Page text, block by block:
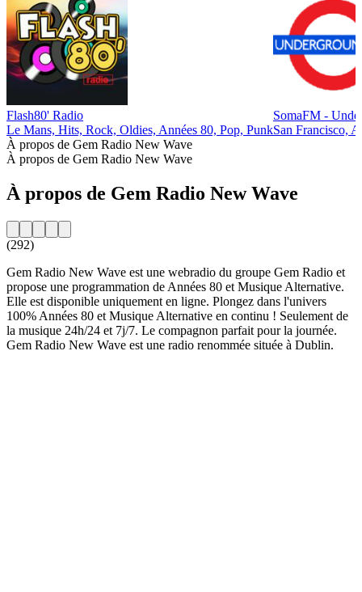
Flash80' Radio
Le Mans, Hits, Rock, Oldies, Années 80, Pop, Punk
SomaFM -
San Francisco,
À propos de Gem Radio New Wave
À propos de Gem Radio New Wave
À propos de Gem Radio New Wave
(292)
Gem Radio New Wave est une webradio du groupe Gem Radio et
propose une programmation de Années 80 et Musique Alternative.
Elle est disponible uniquement en ligne. Plongez dans l'univers
100% Années 80 et Musique Alternative en continu ! Seulement de
la musique 24h/24 et 7j/7. Le compagnon parfait pour la journée.
Gem Radio New Wave est une radio renommée située à Dublin.